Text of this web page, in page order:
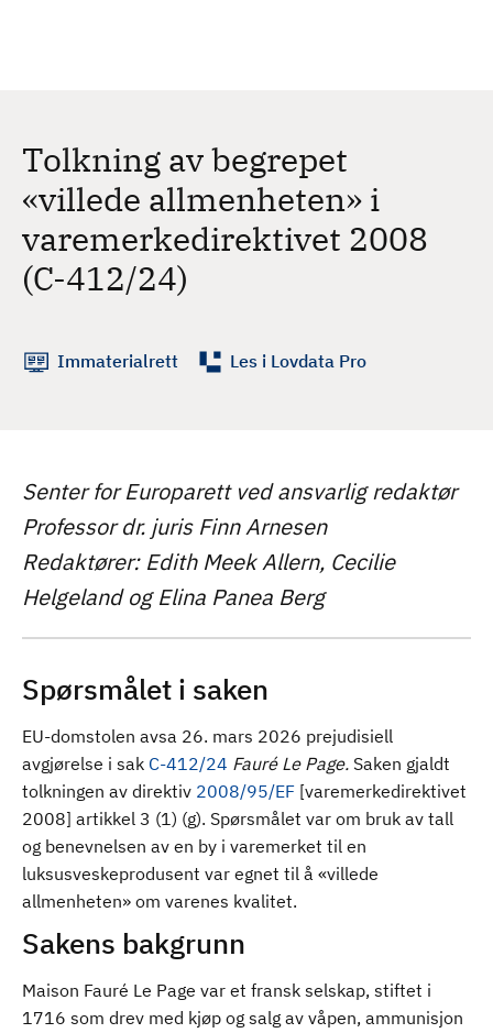
Tolkning av begrepet
«villede allmenheten» i
varemerkedirektivet 2008
(C-412/24)
Immaterialrett Les i Lovdata Pro
Senter for Europarett ved ansvarlig redaktør
Professor dr. juris Finn Arnesen
Redaktører: Edith Meek Allern, Cecilie
Helgeland og Elina Panea Berg
Spørsmålet i saken
EU-domstolen avsa 26. mars 2026 prejudisiell
avgjørelse i sak C-412/24 Fauré Le Page. Saken gjaldt
tolkningen av direktiv 2008/95/EF [varemerkedirektivet
2008] artikkel 3 (1) (g). Spørsmålet var om bruk av tall
og benevnelsen av en by i varemerket til en
luksusveskeprodusent var egnet til å «villede
allmenheten» om varenes kvalitet.
Sakens bakgrunn
Maison Fauré Le Page var et fransk selskap, stiftet i
1716 som drev med kjøp og salg av våpen, ammunisjon